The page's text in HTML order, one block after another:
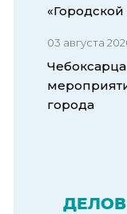
03 августа
города